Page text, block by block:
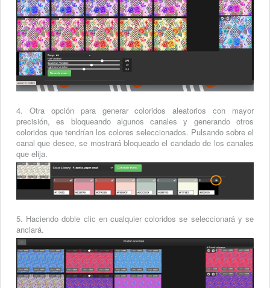
4. Otra opción para generar coloridos aleatorios con mayor
precisión, es bloqueando algunos canales y generando otros
coloridos que tendrían los colores seleccionados. Pulsando sobre el
canal que desee, se mostrará bloqueado el candado de los canales
que elija.
5. Haciendo doble clic en cualquier coloridos se seleccionará y se
anclará.